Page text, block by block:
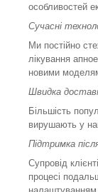
особливостей
Сучасні
Ми постійно
лікування
новими
Швидка
Більшість
вирушають у
Підтримка
Супровід
процесі